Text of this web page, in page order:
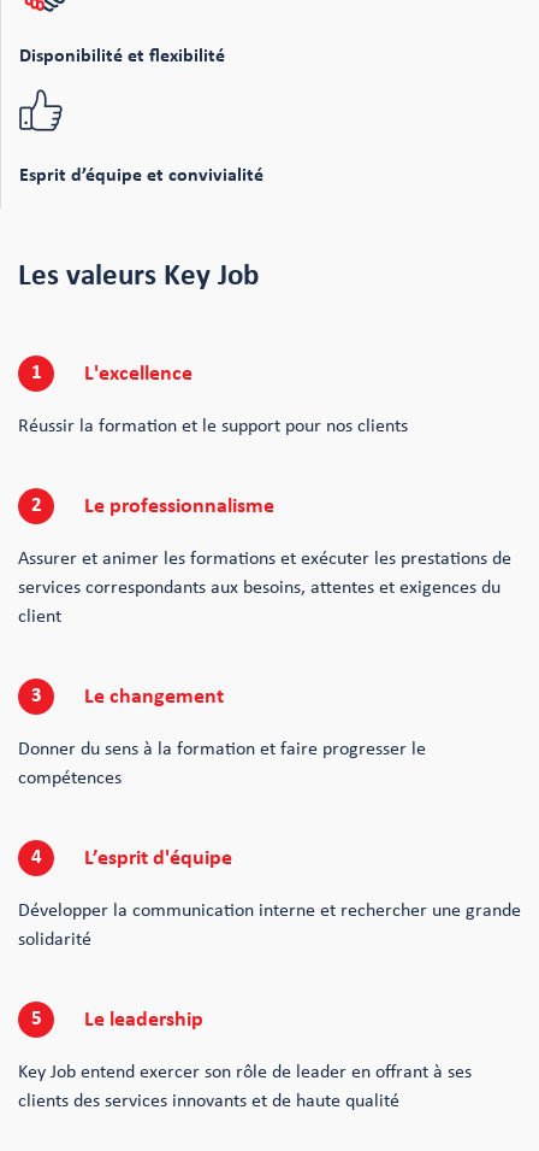
Disponibilité et flexibilité
Esprit d’équipe et convivialité
Les valeurs Key Job
1 L'excellence
Réussir la formation et le support pour nos clients
2 Le professionnalisme
Assurer et animer les formations et exécuter les prestations de
services correspondants aux besoins, attentes et exigences du
client
3 Le changement
Donner du sens à la formation et faire progresser le
compétences
4 L’esprit d'équipe
Développer la communication interne et rechercher une grande
solidarité
5 Le leadership
Key Job entend exercer son rôle de leader en offrant à ses
clients des services innovants et de haute qualité